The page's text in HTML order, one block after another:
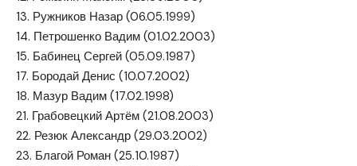
13. Ружников Назар (06.05.1999)
14. Петрошенко Вадим (01.02.2003)
15. Бабинец Сергей (05.09.1987)
17. Бородай Денис (10.07.2002)
18. Мазур Вадим (17.02.1998)
21. Грабовецкий Артём (21.08.2003)
22. Резюк Александр (29.03.2002)
23. Благой Роман (25.10.1987)